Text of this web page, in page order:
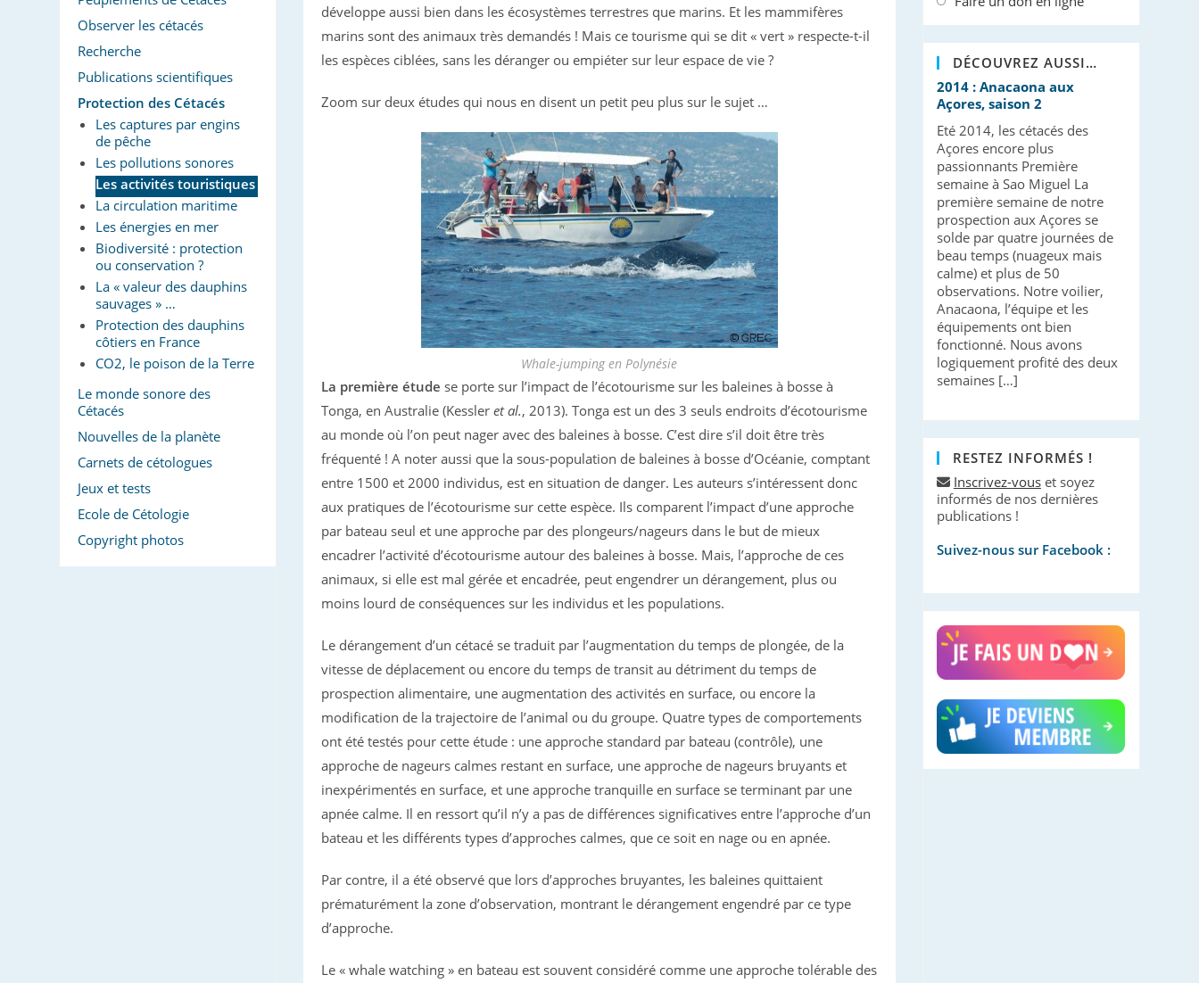
développe aussi bien dans les écosystèmes terrestres que marins. Et les mammifères
marins sont des animaux très demandés ! Mais ce tourisme qui se dit « vert » respecte-t-il
les espèces ciblées, sans les déranger ou empiéter sur leur espace de vie ?
Zoom sur deux études qui nous en disent un petit peu plus sur le sujet …
Whale-jumping en Polynésie
La première étude se porte sur l’impact de l’écotourisme sur les baleines à bosse à
Tonga, en Australie (Kessleret al., 2013). Tonga est un des 3 seuls endroits d’écotourisme
au monde où l’on peut nager avec des baleines à bosse. C’est dire s’il doit être très
fréquenté ! A noter aussi que la sous-population de baleines à bosse d’Océanie, comptant
entre 1500 et 2000 individus, est en situation de danger. Les auteurs s’intéressent donc
aux pratiques de l’écotourisme sur cette espèce. Ils comparent l’impact d’une approche
par bateau seul et une approche par des plongeurs/nageurs dans le but de mieux
encadrer l’activité d’écotourisme autour des baleines à bosse. Mais, l’approche de ces
animaux, si elle est mal gérée et encadrée, peut engendrer un dérangement, plus ou
moins lourd de conséquences sur les individus et les populations.
Le dérangement d’un cétacé se traduit par l’augmentation du temps de plongée, de la
vitesse de déplacement ou encore du temps de transit au détriment du temps de
prospection alimentaire, une augmentation des activités en surface, ou encore la
modification de la trajectoire de l’animal ou du groupe. Quatre types de comportements
ont été testés pour cette étude : une approche standard par bateau (contrôle), une
approche de nageurs calmes restant en surface, une approche de nageurs bruyants et
inexpérimentés en surface, et une approche tranquille en surface se terminant par une
apnée calme. Il en ressort qu’il n’y a pas de différences significatives entre l’approche d’un
bateau et les différents types d’approches calmes, que ce soit en nage ou en apnée.
Par contre, il a été observé que lors d’approches bruyantes, les baleines quittaient
prématurément la zone d’observation, montrant le dérangement engendré par ce type
d’approche.
Le « whale watching » en bateau est souvent considéré comme une approche tolérable des
Observer les cétacés
Recherche
Publications scientifiques
Protection des Cétacés
Les captures par engins
de pêche
Les pollutions sonores
Les activités touristiques
La circulation maritime
Les énergies en mer
Biodiversité : protection
ou conservation ?
La « valeur des dauphins
sauvages » …
Protection des dauphins
côtiers en France
CO2, le poison de la Terre
Le monde sonore des
Cétacés
Nouvelles de la planète
Carnets de cétologues
Jeux et tests
Ecole de Cétologie
Copyright photos
DÉCOUVREZ AUSSI…
2014 : Anacaona aux
Açores, saison 2
Eté 2014, les cétacés des
Açores encore plus
passionnants Première
semaine à Sao Miguel La
première semaine de notre
prospection aux Açores se
solde par quatre journées de
beau temps (nuageux mais
calme) et plus de 50
observations. Notre voilier,
Anacaona, l’équipe et les
équipements ont bien
fonctionné. Nous avons
logiquement profité des deux
semaines […]
RESTEZ INFORMÉS !
Inscrivez-vouset soyez
informés de nos dernières
publications !
Suivez-nous sur Facebook :